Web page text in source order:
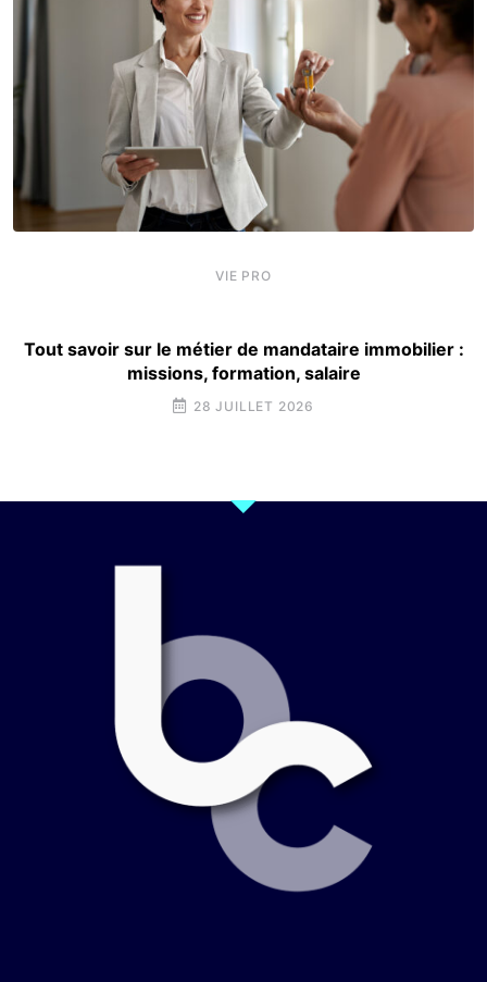
VIE PRO
Tout savoir sur le métier de mandataire immobilier :
missions, formation, salaire
28 JUILLET 2026